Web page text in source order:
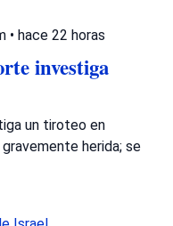
• hace 22 horas
investiga
un tiroteo en
herida; se